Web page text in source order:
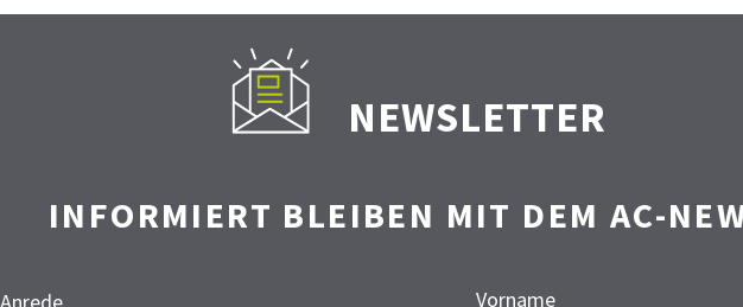
NEWSLETTER
INFORMIERT BLEIBEN MIT DEM AC-
Vorname